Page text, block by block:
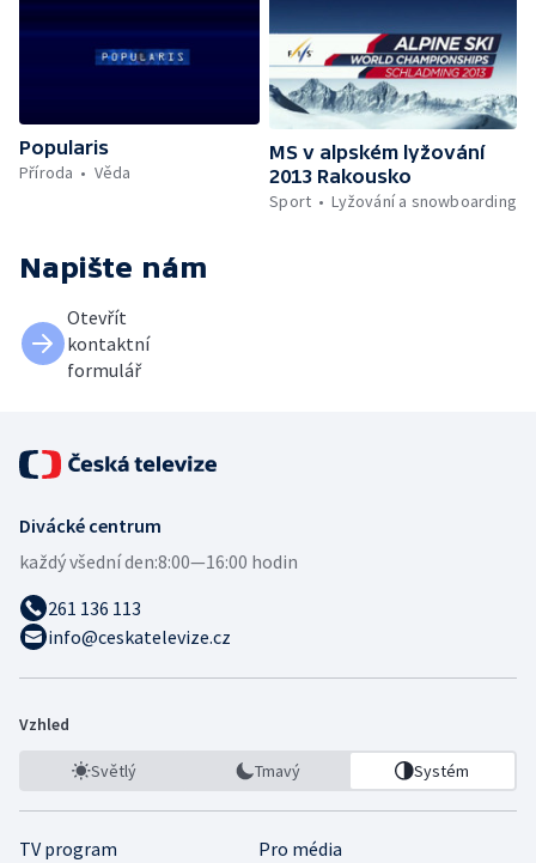
Popularis
Příroda
Věda
MS v alpském lyžování
2013 Rakousko
Sport
Lyžování a snowboarding
Napište nám
Otevřít
kontaktní
formulář
Divácké centrum
každý všední den:8:00—16:00 hodin
261 136 113
info@ceskatelevize.cz
Vzhled
Světlý Tmavý Systém
TV program
Pro média